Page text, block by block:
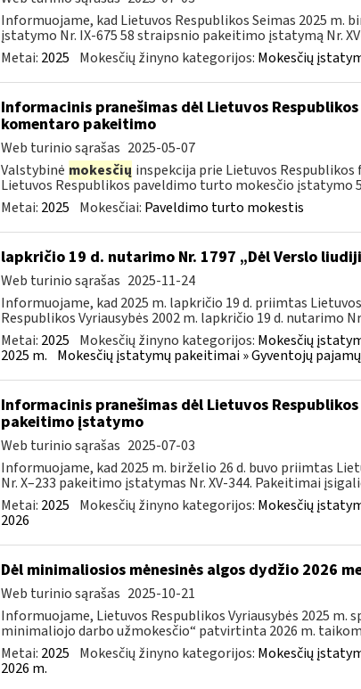
Informuojame, kad Lietuvos Respublikos Seimas 2025 m.
įstatymo Nr. IX-675 58 straipsnio pakeitimo įstatymą Nr.
Metai: 2025 Mokesčių žinyno kategorijos: Mokesčių
Informacinis pranešimas dėl Lietuvos
komentaro pakeitimo
Web turinio sąrašas 2025-05-07
Valstybinė mokesčių inspekcija prie Lietuvos
Lietuvos Respublikos paveldimo turto mokesčio įstatymo
Metai: 2025 Mokesčiai: Paveldimo turto mokestis
lapkričio 19 d. nutarimo Nr. 1797 „Dėl Verslo
Web turinio sąrašas 2025-11-24
Informuojame, kad 2025 m. lapkričio 19 d. priimtas
Respublikos Vyriausybės 2002 m. lapkričio 19 d. nutarimo
Metai: 2025 Mokesčių žinyno kategorijos: Mokesčių
2025 m. Mokesčių įstatymų pakeitimai » Gyventojų
Informacinis pranešimas dėl Lietuvos
pakeitimo įstatymo
Web turinio sąrašas 2025-07-03
Informuojame, kad 2025 m. birželio 26 d. buvo priimtas
Nr. X–233 pakeitimo įstatymas Nr. XV-344. Pakeitimai
Metai: 2025 Mokesčių žinyno kategorijos: Mokesčių
2026
Dėl minimaliosios mėnesinės algos dydžio 2026
Web turinio sąrašas 2025-10-21
Informuojame, Lietuvos Respublikos Vyriausybės 2025 m.
minimaliojo darbo užmokesčio“ patvirtinta 2026 m.
Metai: 2025 Mokesčių žinyno kategorijos: Mokesčių
2026 m.